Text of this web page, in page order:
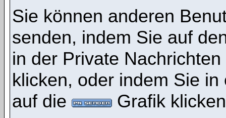
Sie können anderen
senden, indem Sie auf
in der Private
klicken, oder indem Sie
auf die
Grafik